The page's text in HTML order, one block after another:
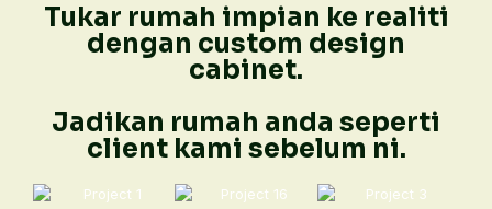
Tukar rumah impian ke realiti
dengan custom design
cabinet.
Jadikan rumah anda seperti
client kami sebelum ni.